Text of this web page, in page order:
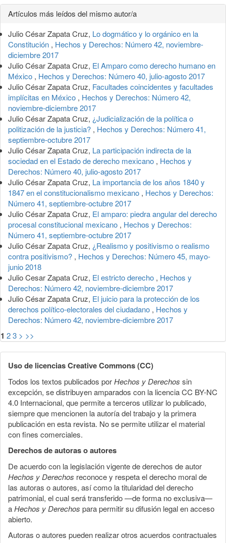
Detalles
del
artículo
Artículos más leídos del mismo autor/a
Julio César Zapata Cruz, Lo dogmático y lo orgánico en la
Constitución , Hechos y Derechos: Número 42, noviembre-
diciembre 2017
Julio César Zapata Cruz, El Amparo como derecho humano en
México , Hechos y Derechos: Número 40, julio-agosto 2017
Julio César Zapata Cruz, Facultades coincidentes y facultades
implícitas en México , Hechos y Derechos: Número 42,
noviembre-diciembre 2017
Julio César Zapata Cruz, ¿Judicialización de la política o
politización de la justicia? , Hechos y Derechos: Número 41,
septiembre-octubre 2017
Julio César Zapata Cruz, La participación indirecta de la
sociedad en el Estado de derecho mexicano , Hechos y
Derechos: Número 40, julio-agosto 2017
Julio César Zapata Cruz, La importancia de los años 1840 y
1847 en el constitucionalismo mexicano , Hechos y Derechos:
Número 41, septiembre-octubre 2017
Julio César Zapata Cruz, El amparo: piedra angular del derecho
procesal constitucional mexicano , Hechos y Derechos:
Número 41, septiembre-octubre 2017
Julio César Zapata Cruz, ¿Realismo y positivismo o realismo
contra positivismo? , Hechos y Derechos: Número 45, mayo-
junio 2018
Julio Cesar Zapata Cruz, El estricto derecho , Hechos y
Derechos: Número 42, noviembre-diciembre 2017
Julio César Zapata Cruz, El juicio para la protección de los
derechos político-electorales del ciudadano , Hechos y
Derechos: Número 42, noviembre-diciembre 2017
1 23 > >>
Uso de licencias Creative Commons (CC)
Todos los textos publicados porHechos y Derechos sin
excepción, se distribuyen amparados con la licencia CC BY-NC
4.0 Internacional, que permite a terceros utilizar lo publicado,
siempre que mencionen la autoría del trabajo y la primera
publicación en esta revista. No se permite utilizar el material
con fines comerciales.
Derechos de autoras o autores
De acuerdo con la legislación vigente de derechos de autor
Hechos y Derechos reconoce y respeta el derecho moral de
las autoras o autores, así como la titularidad del derecho
patrimonial, el cual será transferido —de forma no exclusiva—
aHechos y Derechos para permitir su difusión legal en acceso
abierto.
Autoras o autores pueden realizar otros acuerdos contractuales